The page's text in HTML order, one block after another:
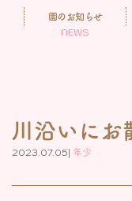
園のお知らせ
NEWS
川沿いにお
2023.07.05| 年少